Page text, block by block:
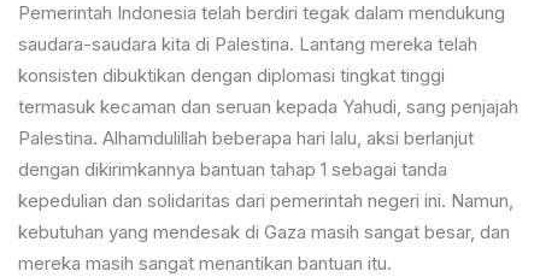
Pemerintah Indonesia telah berdiri tegak dalam mendukung
saudara-saudara kita di Palestina. Lantang mereka telah
konsisten dibuktikan dengan diplomasi tingkat tinggi
termasuk kecaman dan seruan kepada Yahudi, sang penjajah
Palestina. Alhamdulillah beberapa hari lalu, aksi berlanjut
dengan dikirimkannya bantuan tahap 1 sebagai tanda
kepedulian dan solidaritas dari pemerintah negeri ini. Namun,
kebutuhan yang mendesak di Gaza masih sangat besar, dan
mereka masih sangat menantikan bantuan itu.